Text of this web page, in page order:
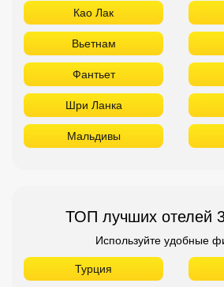
Као Лак
Вьетнам
Фантьет
Шри Ланка
Мальдивы
ТОП лучших отелей
Используйте удобные
Турция